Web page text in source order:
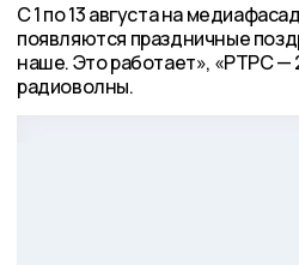
С 1 по 13 августа на
появляются праздничные
наше. Это работает», «РТРС —
радиоволны.